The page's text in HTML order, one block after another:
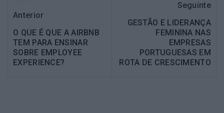
Anterior
O QUE É QUE A AIRBNB
TEM PARA ENSINAR
SOBRE EMPLOYEE
EXPERIENCE?
Seguinte
GESTÃO E LIDERANÇA
FEMININA NAS
EMPRESAS
PORTUGUESAS EM
ROTA DE CRESCIMENTO